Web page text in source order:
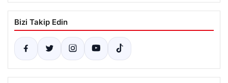
Bizi Takip Edin